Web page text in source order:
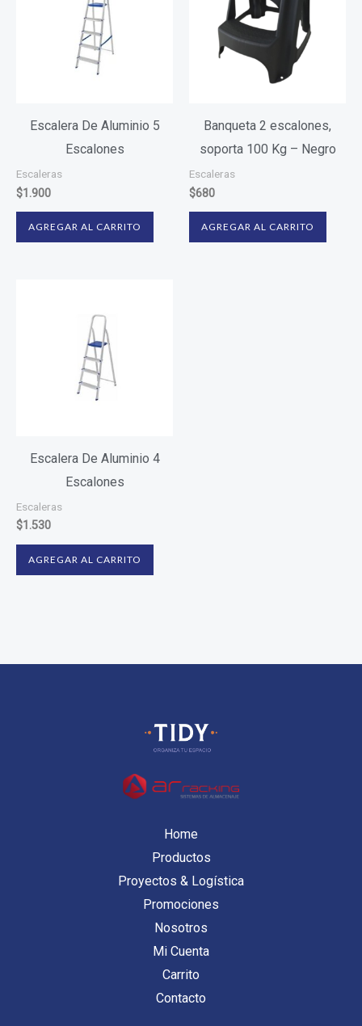
Escalera De Aluminio 5
Escalones
Escaleras
$1.900
AGREGAR AL CARRITO
Banqueta 2 escalones,
soporta 100 Kg – Negro
Escaleras
$680
AGREGAR AL CARRITO
Escalera De Aluminio 4
Escalones
Escaleras
$1.530
AGREGAR AL CARRITO
Home
Productos
Proyectos & Logística
Promociones
Nosotros
Mi Cuenta
Carrito
Contacto